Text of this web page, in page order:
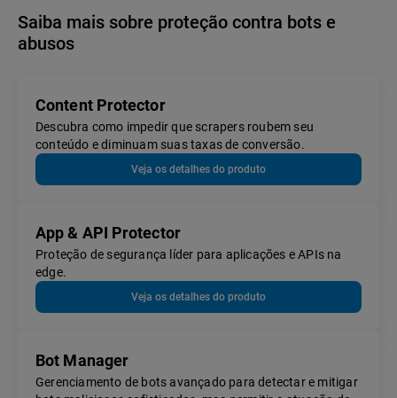
Saiba mais sobre proteção contra bots e
abusos
Content Protector
Descubra como impedir que scrapers roubem seu
conteúdo e diminuam suas taxas de conversão.
Veja os detalhes do produto
App & API Protector
Proteção de segurança líder para aplicações e APIs na
edge.
Veja os detalhes do produto
Bot Manager
Gerenciamento de bots avançado para detectar e mitigar